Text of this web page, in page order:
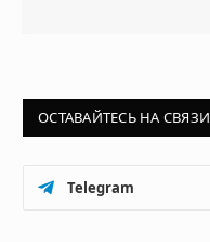
ОСТАВАЙТЕСЬ НА СВЯЗИ
Telegram